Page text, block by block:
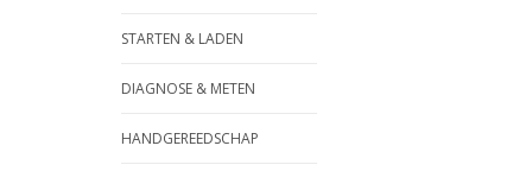
STARTEN & LADEN
DIAGNOSE & METEN
HANDGEREEDSCHAP